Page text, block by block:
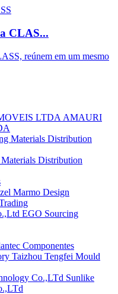
CLAS...
reúnem em um mesmo
AMAURI
Distribution
Marmo Design
EGO Sourcing
Componentes
Taizhou Tengfei Mould
Sunlike